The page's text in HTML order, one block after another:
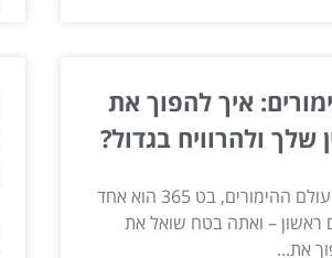
365 הימורים: איך להפוך את
שלך ולהרוויח בגדול?
כשמדברים על עולם ההימורים, בט 365 הוא אחד
ראשון – ואתה בטח שואל את
את...